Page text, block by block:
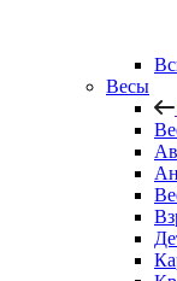
Весы